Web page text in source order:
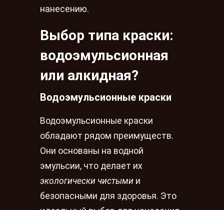
нанесению.
Выбор типа краски:
водоэмульсионная
или алкидная?
Водоэмульсионные краски
Водоэмульсионные краски
обладают рядом преимуществ.
Они основаны на водной
эмульсии, что делает их
экологически чистыми и
безопасными для здоровья. Это